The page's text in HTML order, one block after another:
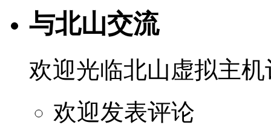
与北山交流
欢迎光临北山虚拟主机
欢迎发表评论